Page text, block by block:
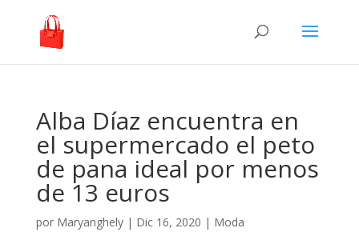
Alba Díaz encuentra en
el supermercado el peto
de pana ideal por menos
de 13 euros
por Maryanghely| Dic 16, 2020 | Moda